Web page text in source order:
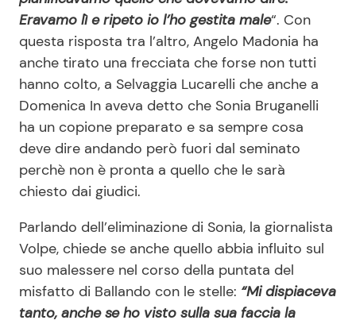
Eravamo lì e ripeto io l’ho gestita male“. Con
questa risposta tra l’altro, Angelo Madonia ha
anche tirato una frecciata che forse non tutti
hanno colto, a Selvaggia Lucarelli che anche a
Domenica In aveva detto che Sonia Bruganelli
ha un copione preparato e sa sempre cosa
deve dire andando però fuori dal seminato
perchè non è pronta a quello che le sarà
chiesto dai giudici.
Parlando dell’eliminazione di Sonia, la giornalista
Volpe, chiede se anche quello abbia influito sul
suo malessere nel corso della puntata del
misfatto di Ballando con le stelle: “Mi dispiaceva
tanto, anche se ho visto sulla sua faccia la